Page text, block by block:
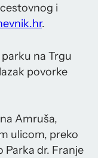
i
.
na Trgu
povorke
Amruša,
ulicom, preko
Parka dr. Franje